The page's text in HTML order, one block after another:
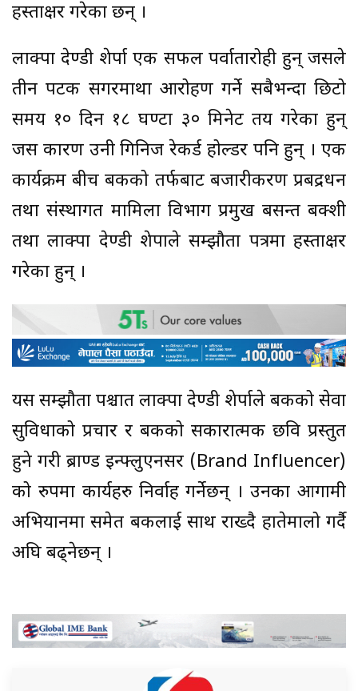
हस्ताक्षर गरेका छन् ।
लाक्पा देण्डी शेर्पा एक सफल पर्वातारोही हुन् जसले
तीन पटक सगरमाथा आरोहण गर्ने सबैभन्दा छिटो
समय १० दिन १८ घण्टा ३० मिनेट तय गरेका हुन्
जस कारण उनी गिनिज रेकर्ड होल्डर पनि हुन् । एक
कार्यक्रम बीच बैंकको तर्फबाट बजारीकरण प्रबद्रधन
तथा संस्थागत मामिला विभाग प्रमुख बसन्त बक्शी
तथा लाक्पा देण्डी शेपाले सम्झौता पत्रमा हस्ताक्षर
गरेका हुन् ।
यस सम्झौता पश्चात लाक्पा देण्डी शेर्पाले बैंकको सेवा
सुविधाको प्रचार र बैंकको सकारात्मक छवि प्रस्तुत
हुने गरी ब्राण्ड इन्फ्लुएनसर (Brand Influencer)
को रुपमा कार्यहरु निर्वाह गर्नेछन् । उनका आगामी
अभियानमा समेत बैंकलाई साथ राख्दै हातेमालो गर्दै
अघि बढ्नेछन् ।